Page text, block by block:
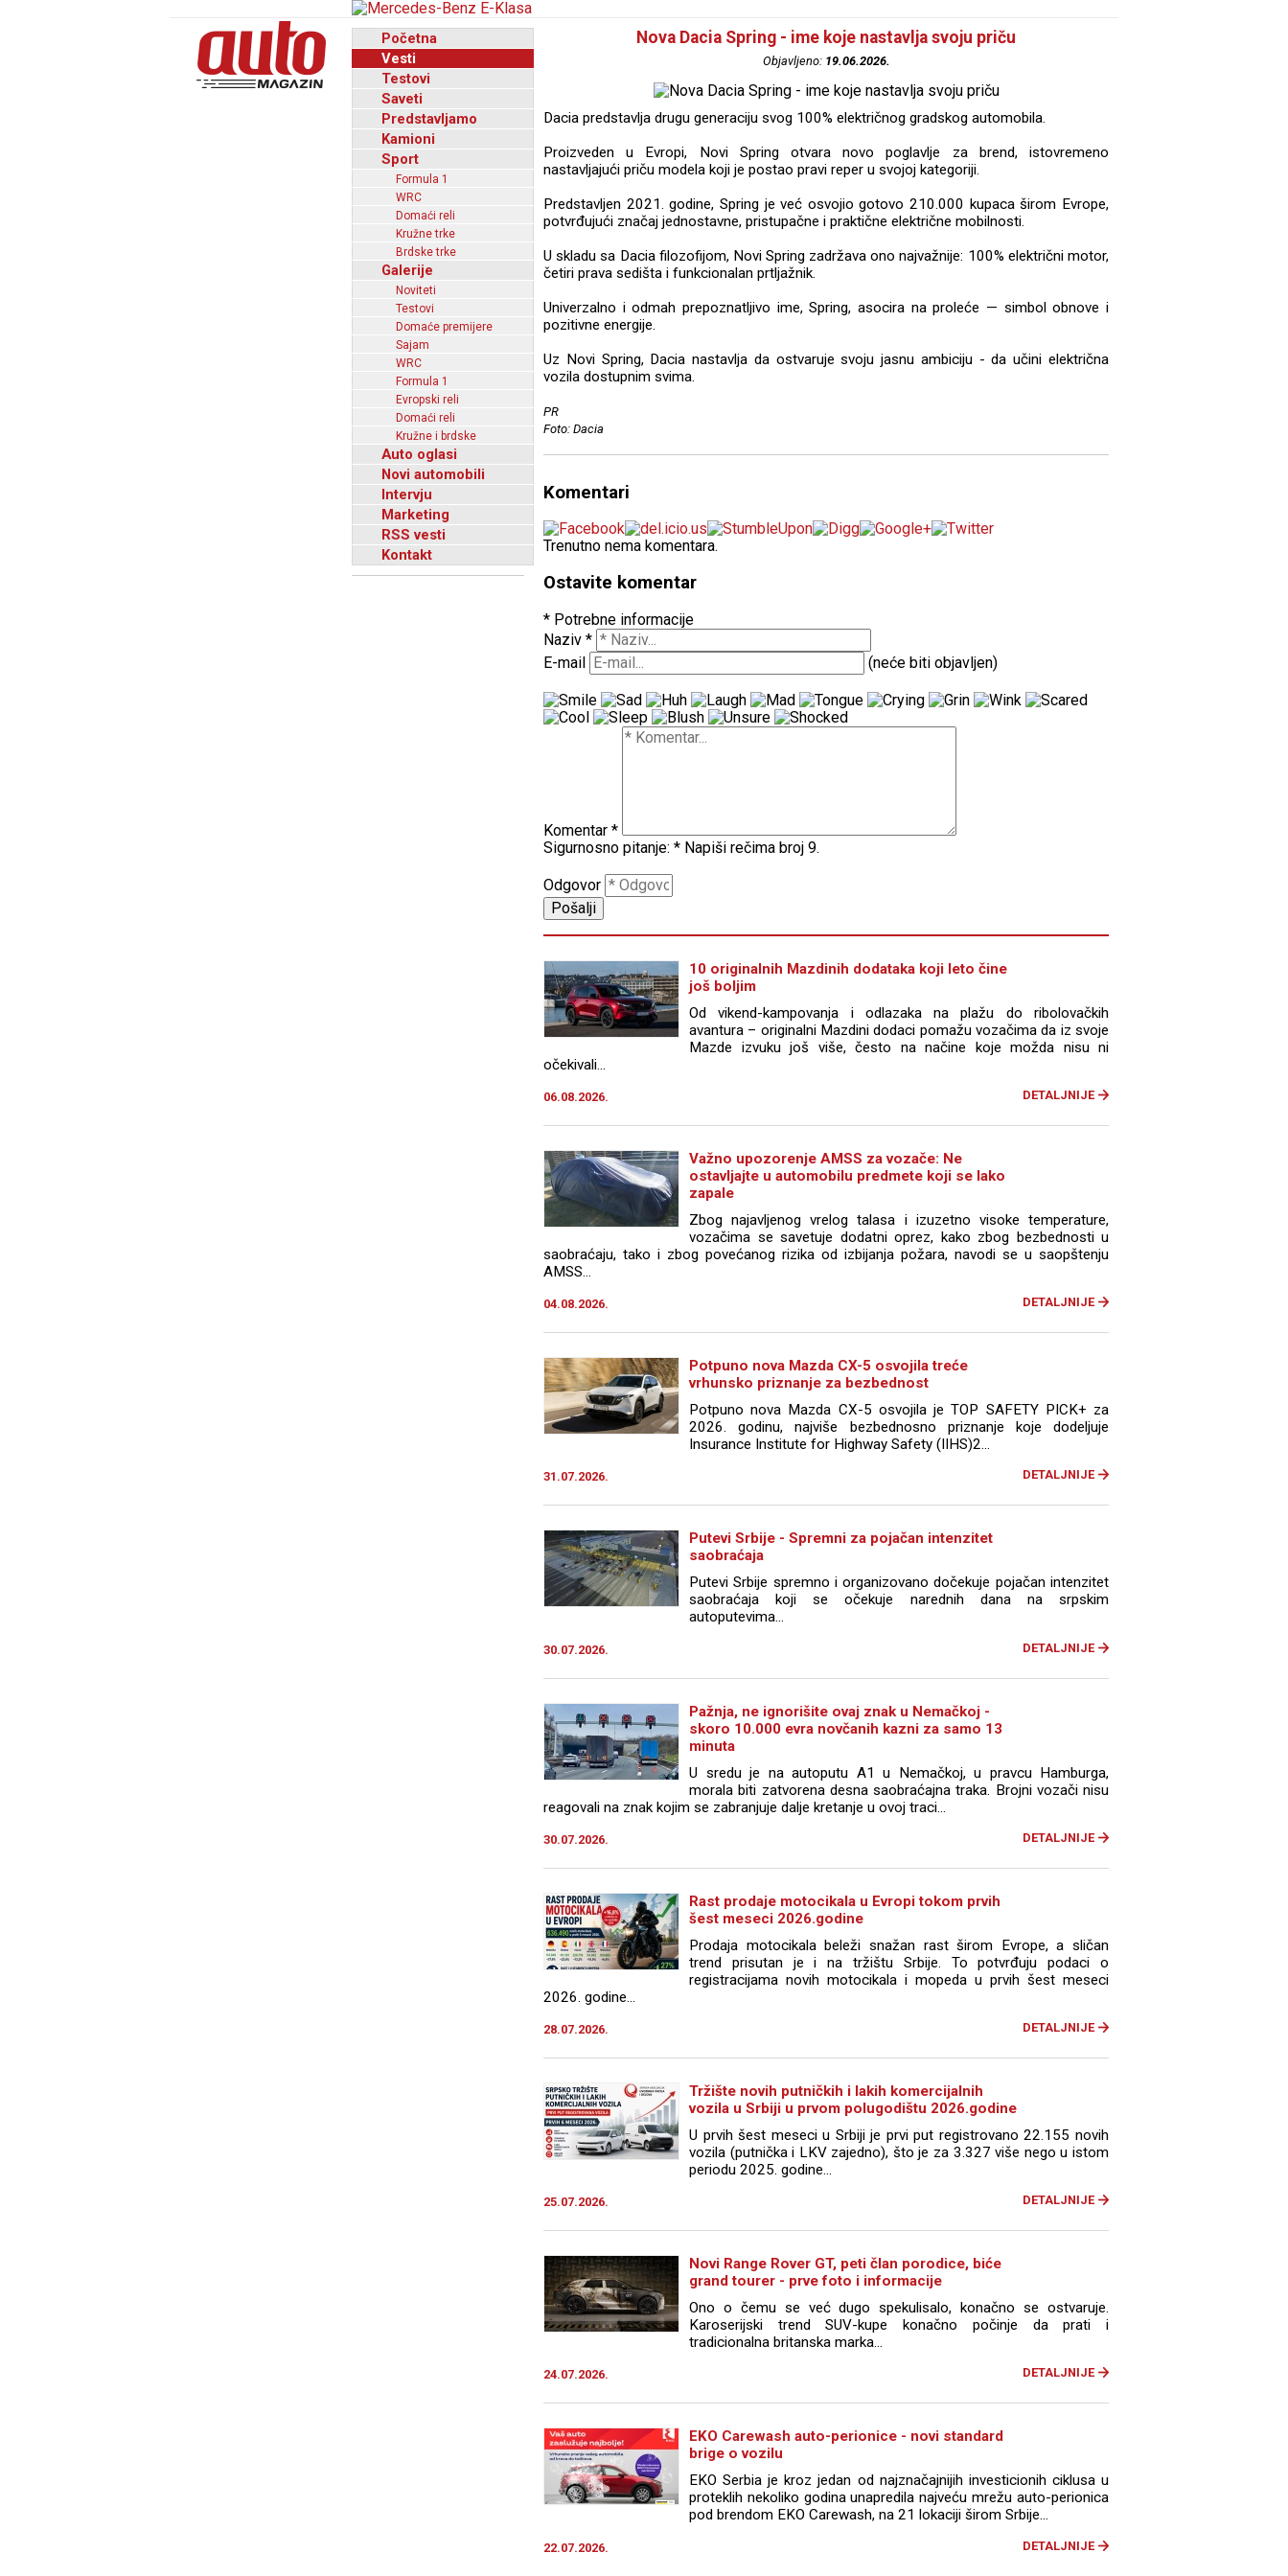
Početna
Vesti
Testovi
Saveti
Predstavljamo
Kamioni
Sport
Formula 1
WRC
Domaći reli
Kružne trke
Brdske trke
Galerije
Noviteti
Testovi
Domaće premijere
Sajam
WRC
Formula 1
Evropski reli
Domaći reli
Kružne i brdske
Auto oglasi
Novi automobili
Intervju
Marketing
RSS vesti
Kontakt
Nova Dacia Spring - ime koje nastavlja svoju priču
Objavljeno: 19.06.2026.
Dacia predstavlja drugu generaciju svog 100% električnog gradskog automobila.
Proizveden u Evropi, Novi Spring otvara novo poglavlje za brend, istovremeno
nastavljajući priču modela koji je postao pravi reper u svojoj kategoriji.
Predstavljen 2021. godine, Spring je već osvojio gotovo 210.000 kupaca širom Evrope,
potvrđujući značaj jednostavne, pristupačne i praktične električne mobilnosti.
U skladu sa Dacia filozofijom, Novi Spring zadržava ono najvažnije: 100% električni motor,
četiri prava sedišta i funkcionalan prtljažnik.
Univerzalno i odmah prepoznatljivo ime, Spring, asocira na proleće — simbol obnove i
pozitivne energije.
Uz Novi Spring, Dacia nastavlja da ostvaruje svoju jasnu ambiciju - da učini električna
vozila dostupnim svima.
PR
Foto: Dacia
Komentari
Trenutno nema komentara.
Ostavite komentar
* Potrebne informacije
Naziv *
E-mail
(neće biti objavljen)
Komentar *
Sigurnosno pitanje: * Napiši rečima broj 9.
Odgovor
10 originalnih Mazdinih dodataka koji leto čine
još boljim
Od vikend-kampovanja i odlazaka na plažu do ribolovačkih
avantura – originalni Mazdini dodaci pomažu vozačima da iz svoje
Mazde izvuku još više, često na načine koje možda nisu ni
očekivali...
06.08.2026. DETALJNIJE
Važno upozorenje AMSS za vozače: Ne
ostavljajte u automobilu predmete koji se lako
zapale
Zbog najavljenog vrelog talasa i izuzetno visoke temperature,
vozačima se savetuje dodatni oprez, kako zbog bezbednosti u
saobraćaju, tako i zbog povećanog rizika od izbijanja požara, navodi se u saopštenju
AMSS...
04.08.2026. DETALJNIJE
Potpuno nova Mazda CX-5 osvojila treće
vrhunsko priznanje za bezbednost
Potpuno nova Mazda CX-5 osvojila je TOP SAFETY PICK+ za
2026. godinu, najviše bezbednosno priznanje koje dodeljuje
Insurance Institute for Highway Safety (IIHS)2...
31.07.2026. DETALJNIJE
Putevi Srbije - Spremni za pojačan intenzitet
saobraćaja
Putevi Srbije spremno i organizovano dočekuje pojačan intenzitet
saobraćaja koji se očekuje narednih dana na srpskim
autoputevima...
30.07.2026. DETALJNIJE
Pažnja, ne ignorišite ovaj znak u Nemačkoj -
skoro 10.000 evra novčanih kazni za samo 13
minuta
U sredu je na autoputu A1 u Nemačkoj, u pravcu Hamburga,
morala biti zatvorena desna saobraćajna traka. Brojni vozači nisu
reagovali na znak kojim se zabranjuje dalje kretanje u ovoj traci...
30.07.2026. DETALJNIJE
Rast prodaje motocikala u Evropi tokom prvih
šest meseci 2026.godine
Prodaja motocikala beleži snažan rast širom Evrope, a sličan
trend prisutan je i na tržištu Srbije. To potvrđuju podaci o
registracijama novih motocikala i mopeda u prvih šest meseci
2026. godine...
28.07.2026. DETALJNIJE
Tržište novih putničkih i lakih komercijalnih
vozila u Srbiji u prvom polugodištu 2026.godine
U prvih šest meseci u Srbiji je prvi put registrovano 22.155 novih
vozila (putnička i LKV zajedno), što je za 3.327 više nego u istom
periodu 2025. godine...
25.07.2026. DETALJNIJE
Novi Range Rover GT, peti član porodice, biće
grand tourer - prve foto i informacije
Ono o čemu se već dugo spekulisalo, konačno se ostvaruje.
Karoserijski trend SUV-kupe konačno počinje da prati i
tradicionalna britanska marka...
24.07.2026. DETALJNIJE
EKO Carewash auto-perionice - novi standard
brige o vozilu
EKO Serbia je kroz jedan od najznačajnijih investicionih ciklusa u
proteklih nekoliko godina unapredila najveću mrežu auto-perionica
pod brendom EKO Carewash, na 21 lokaciji širom Srbije...
22.07.2026. DETALJNIJE